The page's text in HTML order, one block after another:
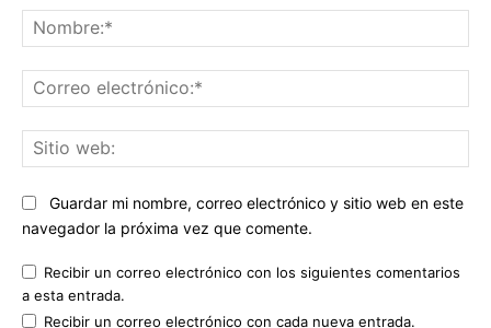
Guardar mi nombre, correo electrónico y sitio web en este
navegador la próxima vez que comente.
Recibir un correo electrónico con los siguientes comentarios
a esta entrada.
Recibir un correo electrónico con cada nueva entrada.